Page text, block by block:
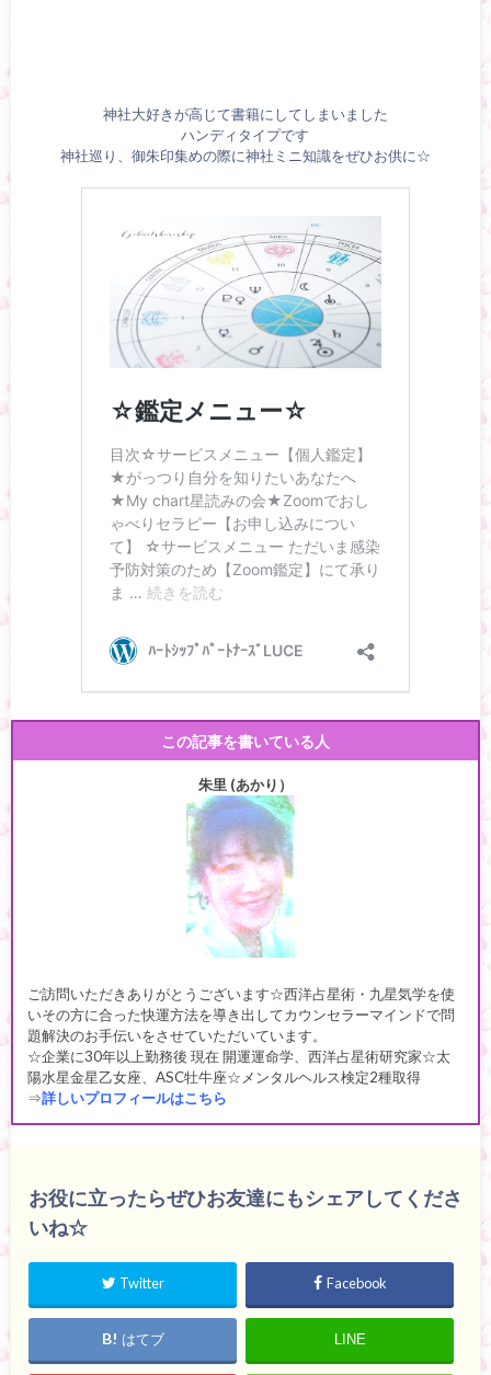
神社大好きが高じて書籍にしてしまいました
ハンディタイプです
神社巡り、御朱印集めの際に神社ミニ知識をぜひお供に☆
この記事を書いている人
朱里 (あかり）
ご訪問いただきありがとうございます☆西洋占星術・九星気学を使
いその方に合った快運方法を導き出してカウンセラーマインドで問
題解決のお手伝いをさせていただいています。
☆企業に30年以上勤務後 現在 開運運命学、西洋占星術研究家☆太
陽水星金星乙女座、ASC牡牛座☆メンタルヘルス検定2種取得
⇒詳しいプロフィールはこちら
お役に立ったらぜひお友達にもシェアしてくださ
いね☆
Twitter Facebook
はてブ LINE